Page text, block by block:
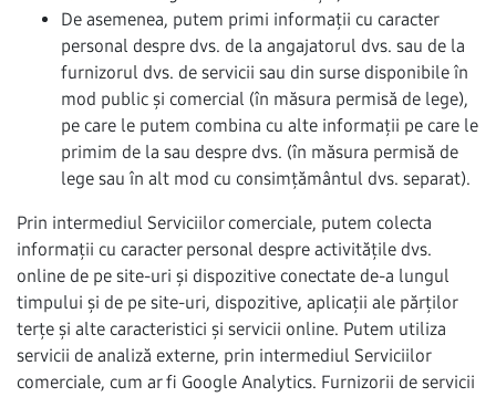
De asemenea, putem primi informații cu caracter
personal despre dvs. de la angajatorul dvs. sau de la
furnizorul dvs. de servicii sau din surse disponibile în
mod public și comercial (în măsura permisă de lege),
pe care le putem combina cu alte informații pe care le
primim de la sau despre dvs. (în măsura permisă de
lege sau în alt mod cu consimțământul dvs. separat).
Prin intermediul Serviciilor comerciale, putem colecta
informații cu caracter personal despre activitățile dvs.
online de pe site-uri și dispozitive conectate de-a lungul
timpului și de pe site-uri, dispozitive, aplicații ale părților
terțe și alte caracteristici și servicii online. Putem utiliza
servicii de analiză externe, prin intermediul Serviciilor
comerciale, cum ar fi Google Analytics. Furnizorii de servicii